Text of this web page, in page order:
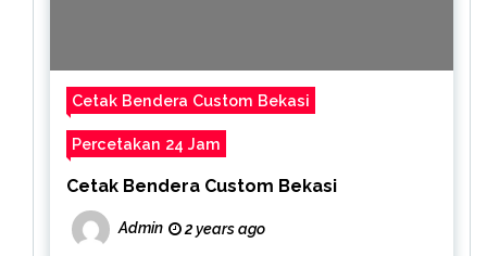
Cetak Bendera Custom Bekasi
Percetakan 24 Jam
Cetak Bendera Custom Bekasi
Admin 2 years ago